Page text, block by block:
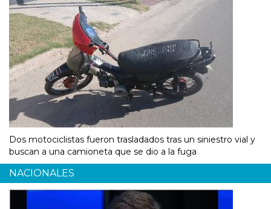
Dos motociclistas fueron trasladados tras un siniestro vial y
buscan a una camioneta que se dio a la fuga
NACIONALES